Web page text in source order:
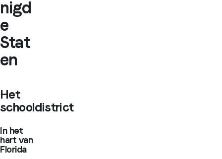
nigd
e
Stat
en
Het
schooldistrict
In het
hart van
Florida